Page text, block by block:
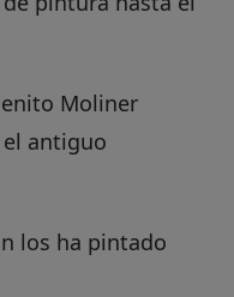
Moliner
antiguo
los ha pintado